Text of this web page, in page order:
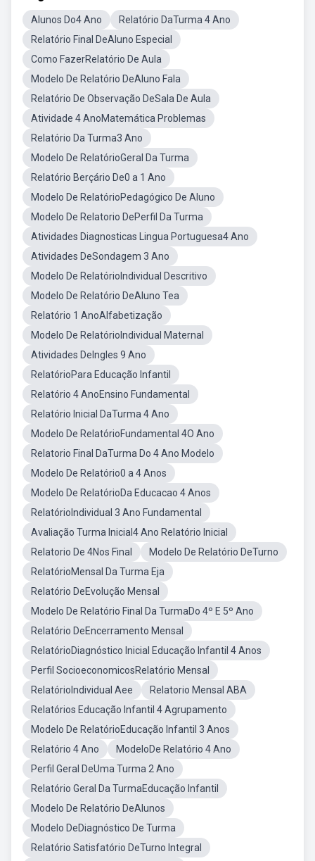
Alunos Do4 Ano
Relatório DaTurma 4 Ano
Relatório Final DeAluno Especial
Como FazerRelatório De Aula
Modelo De Relatório DeAluno Fala
Relatório De Observação DeSala De Aula
Atividade 4 AnoMatemática Problemas
Relatório Da Turma3 Ano
Modelo De RelatórioGeral Da Turma
Relatório Berçário De0 a 1 Ano
Modelo De RelatórioPedagógico De Aluno
Modelo De Relatorio DePerfil Da Turma
Atividades Diagnosticas Lingua Portuguesa4 Ano
Atividades DeSondagem 3 Ano
Modelo De RelatórioIndividual Descritivo
Modelo De Relatório DeAluno Tea
Relatório 1 AnoAlfabetização
Modelo De RelatórioIndividual Maternal
Atividades DeIngles 9 Ano
RelatórioPara Educação Infantil
Relatório 4 AnoEnsino Fundamental
Relatório Inicial DaTurma 4 Ano
Modelo De RelatórioFundamental 4O Ano
Relatorio Final DaTurma Do 4 Ano Modelo
Modelo De Relatório0 a 4 Anos
Modelo De RelatórioDa Educacao 4 Anos
RelatórioIndividual 3 Ano Fundamental
Avaliação Turma Inicial4 Ano Relatório Inicial
Relatorio De 4Nos Final
Modelo De Relatório DeTurno
RelatórioMensal Da Turma Eja
Relatório DeEvolução Mensal
Modelo De Relatório Final Da TurmaDo 4º E 5º Ano
Relatório DeEncerramento Mensal
RelatórioDiagnóstico Inicial Educação Infantil 4 Anos
Perfil SocioeconomicosRelatório Mensal
RelatórioIndividual Aee
Relatorio Mensal ABA
Relatórios Educação Infantil 4 Agrupamento
Modelo De RelatórioEducação Infantil 3 Anos
Relatório 4 Ano
ModeloDe Relatório 4 Ano
Perfil Geral DeUma Turma 2 Ano
Relatório Geral Da TurmaEducação Infantil
Modelo De Relatório DeAlunos
Modelo DeDiagnóstico De Turma
Relatório Satisfatório DeTurno Integral